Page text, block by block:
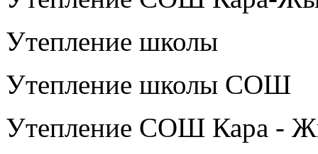
Утепление школы
Утепление школы СОШ
Утепление СОШ Кара -